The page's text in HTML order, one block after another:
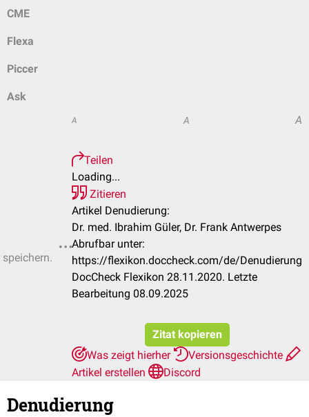
CME
Flexa
Piccer
Ask
A A A
Teilen
Loading...
Zitieren
Artikel Denudierung:
Dr. med. Ibrahim Güler, Dr. Frank Antwerpes
Abrufbar unter:
https://flexikon.doccheck.com/de/Denudierung
DocCheck Flexikon 28.11.2020. Letzte
Bearbeitung 08.09.2025
Zitat kopieren
Was zeigt hierher
Versionsgeschichte
Artikel erstellen
Discord
Denudierung